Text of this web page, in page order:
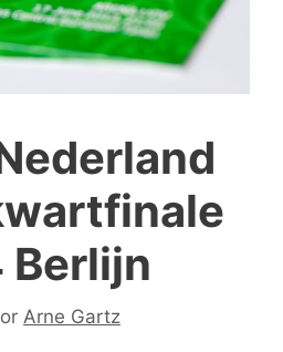
Berlijn
Arne Gartz